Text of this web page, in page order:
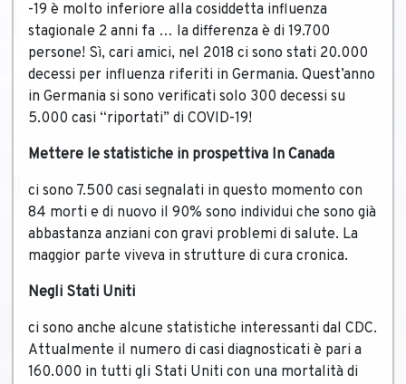
-19 è molto inferiore alla cosiddetta influenza
stagionale 2 anni fa … la differenza è di 19.700
persone! Sì, cari amici, nel 2018 ci sono stati 20.000
decessi per influenza riferiti in Germania. Quest’anno
in Germania si sono verificati solo 300 decessi su
5.000 casi “riportati” di COVID-19!
Mettere le statistiche in prospettiva In Canada
ci sono 7.500 casi segnalati in questo momento con
84 morti e di nuovo il 90% sono individui che sono già
abbastanza anziani con gravi problemi di salute. La
maggior parte viveva in strutture di cura cronica.
Negli Stati Uniti
ci sono anche alcune statistiche interessanti dal CDC.
Attualmente il numero di casi diagnosticati è pari a
160.000 in tutti gli Stati Uniti con una mortalità di